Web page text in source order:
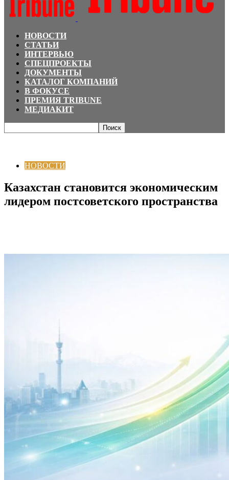
НОВОСТИ
СТАТЬИ
ИНТЕРВЬЮ
СПЕЦПРОЕКТЫ
ДОКУМЕНТЫ
КАТАЛОГ КОМПАНИЙ
В ФОКУСЕ
ПРЕМИЯ TRIBUNE
МЕДИАКИТ
НОВОСТИ
Казахстан становится экономическим
лидером постсоветского пространства